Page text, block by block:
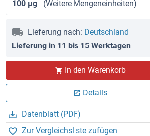
100 μg
(Weitere Mengeneinheiten)
Lieferung nach: Deutschland
Lieferung in 11 bis 15 Werktagen
In den Warenkorb
Details
Datenblatt (PDF)
Zur Vergleichsliste zufügen